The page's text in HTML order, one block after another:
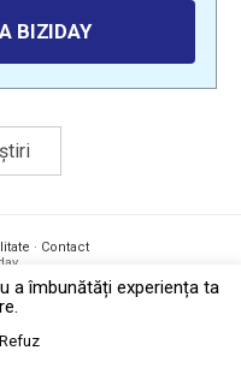
BIZIDAY
· Contact
a îmbunătăți experiența ta
Refuz